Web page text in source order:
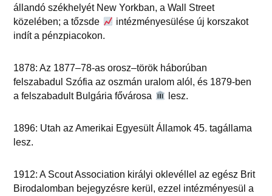
állandó székhelyét New Yorkban, a Wall Street
közelében; a tőzsde
intézményesülése új korszakot
indít a pénzpiacokon.
1878: Az 1877–78-as orosz–török háborúban
felszabadul Szófia az oszmán uralom alól, és 1879-ben
a felszabadult Bulgária fővárosa
lesz.
1896: Utah az Amerikai Egyesült Államok 45. tagállama
lesz.
1912: A Scout Association királyi oklevéllel az egész Brit
Birodalomban bejegyzésre kerül, ezzel intézményesül a